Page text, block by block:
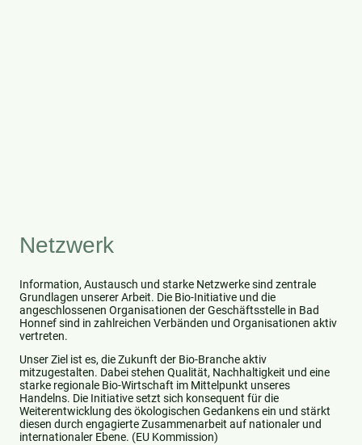
Netzwerk
Information, Austausch und starke Netzwerke sind zentrale
Grundlagen unserer Arbeit. Die Bio-Initiative und die
angeschlossenen Organisationen der Geschäftsstelle in Bad
Honnef sind in zahlreichen Verbänden und Organisationen aktiv
vertreten.
Unser Ziel ist es, die Zukunft der Bio-Branche aktiv
mitzugestalten. Dabei stehen Qualität, Nachhaltigkeit und eine
starke regionale Bio-Wirtschaft im Mittelpunkt unseres
Handelns. Die Initiative setzt sich konsequent für die
Weiterentwicklung des ökologischen Gedankens ein und stärkt
diesen durch engagierte Zusammenarbeit auf nationaler und
internationaler Ebene. (EU Kommission)